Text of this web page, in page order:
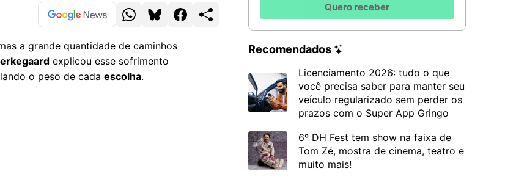
a grande quantidade de caminhos
explicou esse sofrimento
o peso de cada escolha.
Quero receber
Recomendados
Licenciamento 2026: tudo o que
você precisa saber para manter seu
veículo regularizado sem perder os
prazos com o Super App Gringo
6º DH Fest tem show na faixa de
Tom Zé, mostra de cinema, teatro e
muito mais!